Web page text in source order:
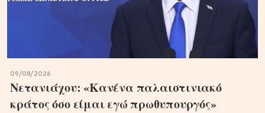
09/08/2026
Νετανιάχου: «Κανένα παλαιστινιακό
κράτος όσο είμαι εγώ πρωθυπουργός»